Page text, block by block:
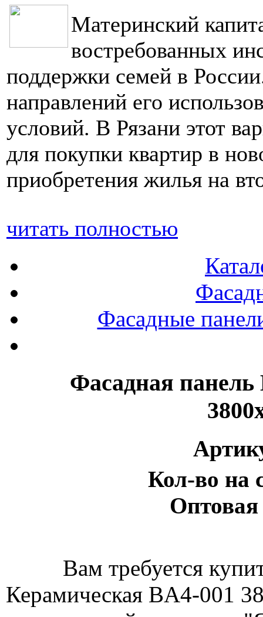
Материнский
востребованных
поддержки семей в
направлений его
условий. В Рязани этот
для покупки квартир в
приобретения жилья на
читать полностью
Фасадные
Фасадная панель
Кол-во на
Вам требуется
Керамическая BA4-001